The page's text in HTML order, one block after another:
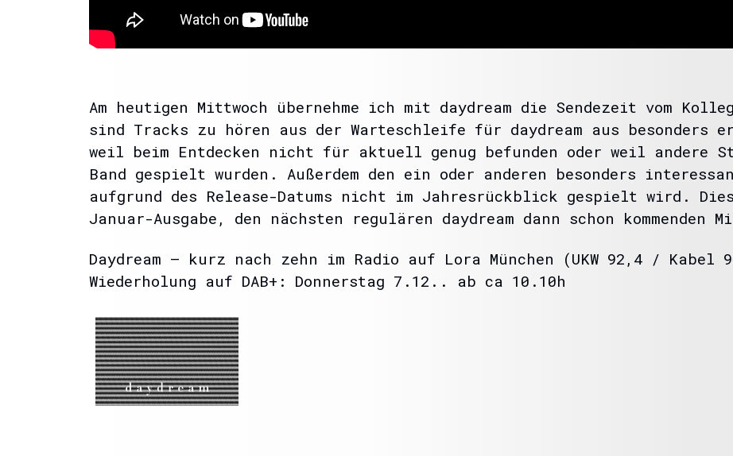
Am heutigen Mittwoch übernehme ich mit daydream die Sendezeit vom
sind Tracks zu hören aus der Warteschleife für daydream aus besonders
weil beim Entdecken nicht für aktuell genug befunden oder weil andere
Band gespielt wurden. Außerdem den ein oder anderen besonders
aufgrund des Release-Datums nicht im Jahresrückblick gespielt wird.
Januar-Ausgabe, den nächsten regulären daydream dann schon kommenden
Daydream – kurz nach zehn im Radio auf Lora München (UKW 92,4 / Kabel
Wiederholung auf DAB+: Donnerstag 7.12.. ab ca 10.10h